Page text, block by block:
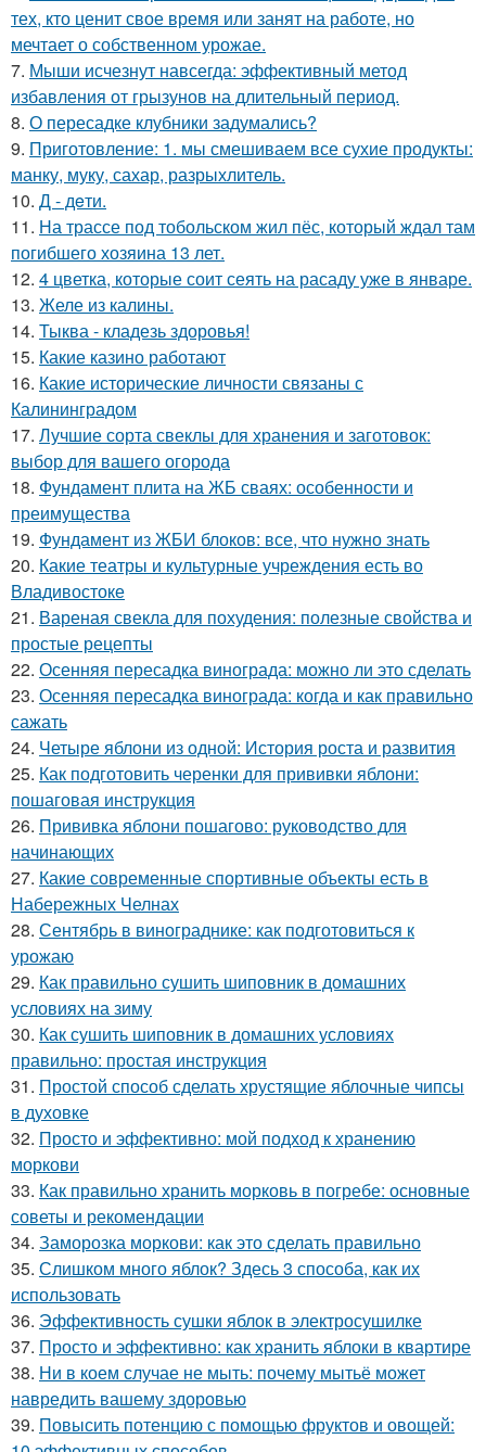
тех, кто ценит свое время или занят на работе, но
мечтает о собственном урожае.
7. Мыши исчезнут навсегда: эффективный метод
избавления от грызунов на длительный период.
8. О пересадке клубники задумались?
9. Приготовление: 1. мы смешиваем все сухие продукты:
манку, муку, сахар, разрыхлитель.
10. Д - дeти.
11. На трассе под тобольском жил пёс, который ждал там
погибшего хозяина 13 лет.
12. 4 цветка, которые соит сеять на расаду уже в январе.
13. Желе из калины.
14. Тыква - кладезь здоровья!
15. Какие казино работают
16. Какие исторические личности связаны с
Калининградом
17. Лучшие сорта свеклы для хранения и заготовок:
выбор для вашего огорода
18. Фундамент плита на ЖБ сваях: особенности и
преимущества
19. Фундамент из ЖБИ блоков: все, что нужно знать
20. Какие театры и культурные учреждения есть во
Владивостоке
21. Вареная свекла для похудения: полезные свойства и
простые рецепты
22. Осенняя пересадка винограда: можно ли это сделать
23. Осенняя пересадка винограда: когда и как правильно
сажать
24. Четыре яблони из одной: История роста и развития
25. Как подготовить черенки для прививки яблони:
пошаговая инструкция
26. Прививка яблони пошагово: руководство для
начинающих
27. Какие современные спортивные объекты есть в
Набережных Челнах
28. Сентябрь в винограднике: как подготовиться к
урожаю
29. Как правильно сушить шиповник в домашних
условиях на зиму
30. Как сушить шиповник в домашних условиях
правильно: простая инструкция
31. Простой способ сделать хрустящие яблочные чипсы
в духовке
32. Просто и эффективно: мой подход к хранению
моркови
33. Как правильно хранить морковь в погребе: основные
советы и рекомендации
34. Заморозка моркови: как это сделать правильно
35. Слишком много яблок? Здесь 3 способа, как их
использовать
36. Эффективность сушки яблок в электросушилке
37. Просто и эффективно: как хранить яблоки в квартире
38. Ни в коем случае не мыть: почему мытьё может
навредить вашему здоровью
39. Повысить потенцию с помощью фруктов и овощей: